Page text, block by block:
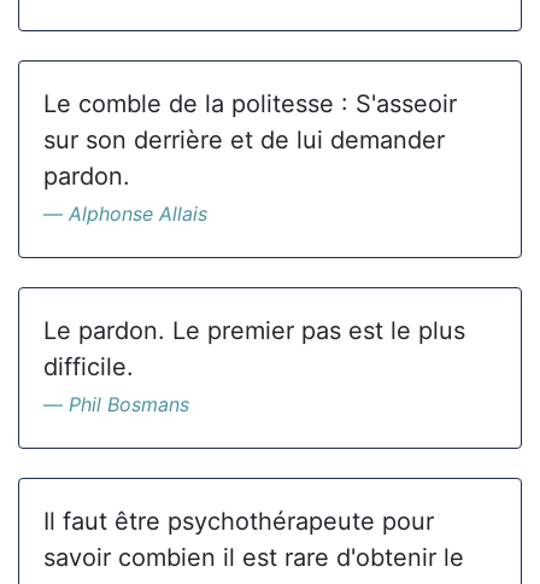
Le comble de la politesse : S'asseoir
sur son derrière et de lui demander
pardon.
Alphonse Allais
Le pardon. Le premier pas est le plus
difficile.
Phil Bosmans
Il faut être psychothérapeute pour
savoir combien il est rare d'obtenir le